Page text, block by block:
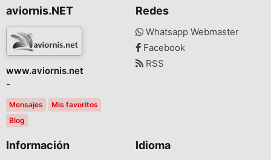
aviornis.NET
www.aviornis.net
-
Mensajes
Mis favoritos
Blog
Redes
Whatsapp Webmaster
Facebook
RSS
Información Idioma